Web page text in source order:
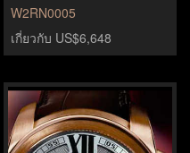
W2RN0005
เกี่ยวกับ US$6,648